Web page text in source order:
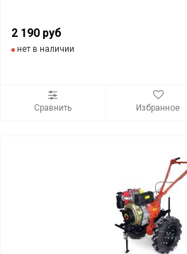
2 190 руб
нет в наличии
Сравнить Избранное